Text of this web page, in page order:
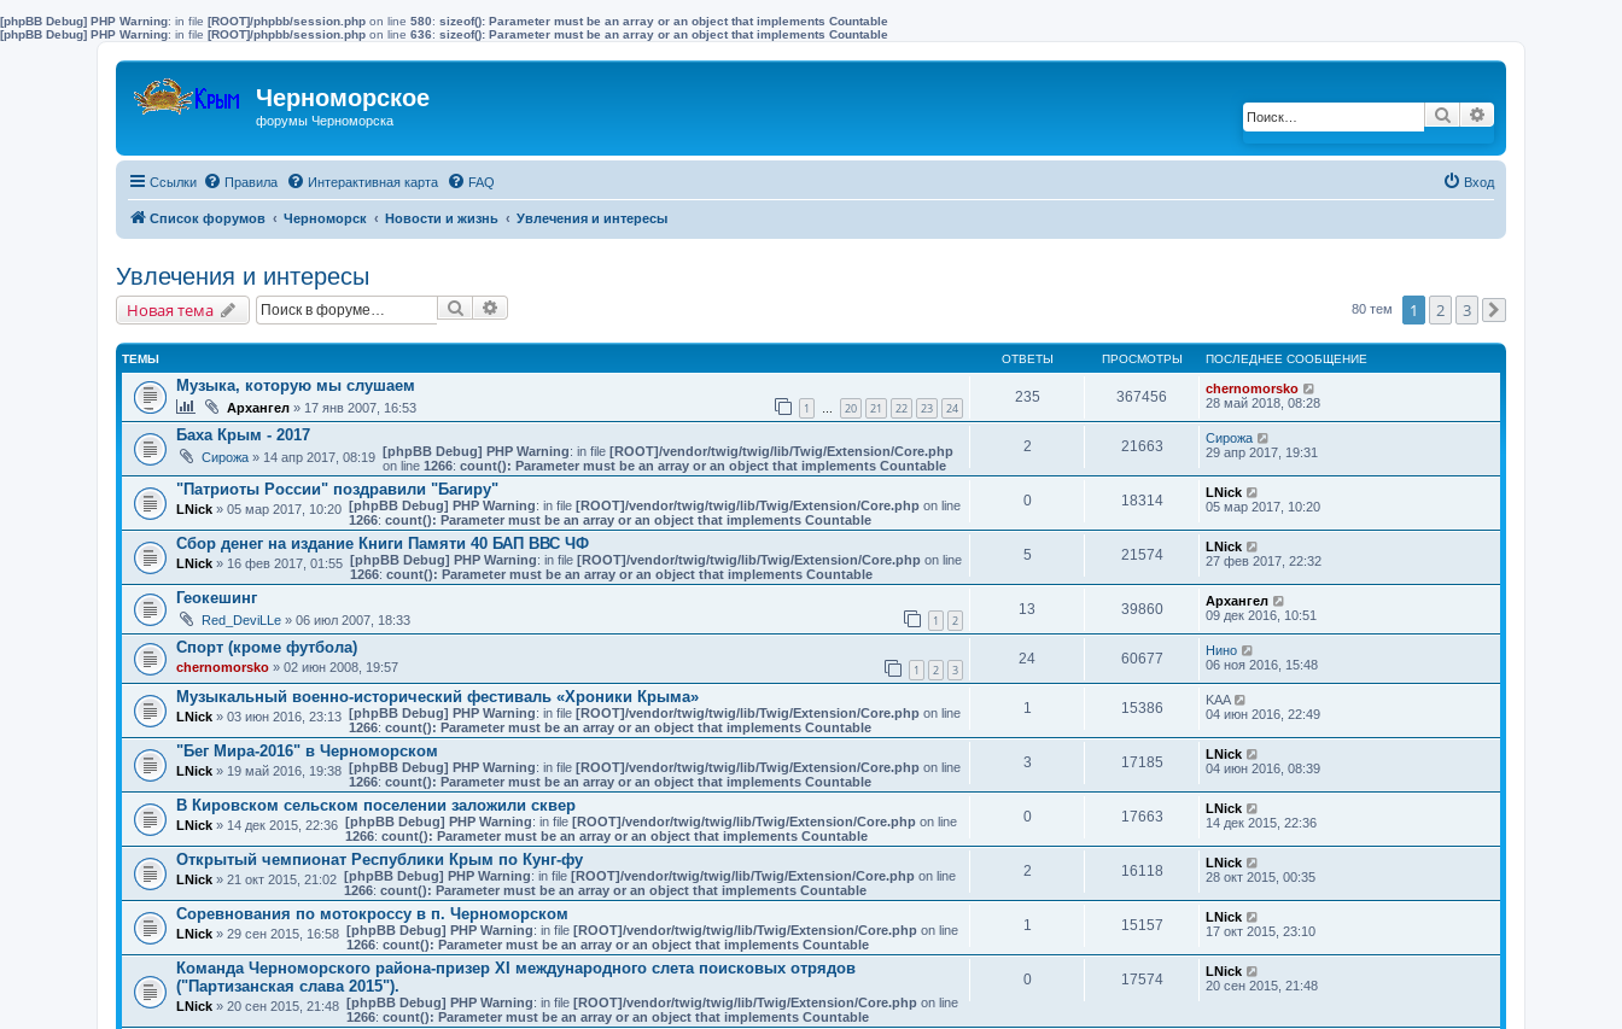
[phpBB Debug] PHP Warning: in file [ROOT]/phpbb/session.php on line 580: sizeof(): Parameter must be an array or an object that implements Countable
[phpBB Debug] PHP Warning: in file [ROOT]/phpbb/session.php on line 636: sizeof(): Parameter must be an array or an object that implements Countable
Черноморское
форумы Черноморска Поиск
Ссылки Правила Интерактивная карта FAQ Вход
Список форумов Черноморск Новости и жизнь Увлечения и интересы
Увлечения и интересы
Новая тема Поиск 80 тем 1 2 3
ТЕМЫ ОТВЕТЫ ПРОСМОТРЫ ПОСЛЕДНЕЕ СООБЩЕНИЕ
Музыка, которую мы слушаем
Архангел » 17 янв 2007, 16:53 1 20 21 22 23 24
235 367456
chernomorsko
28 май 2018, 08:28
Баха Крым - 2017
Сирожа » 14 апр 2017, 08:19 [phpBB Debug] PHP Warning: in file [ROOT]/vendor/twig/twig/lib/Twig/Extension/Core.php
on line 1266: count(): Parameter must be an array or an object that implements Countable
2 21663
Сирожа
29 апр 2017, 19:31
"Патриоты России" поздравили "Багиру"
LNick » 05 мар 2017, 10:20 [phpBB Debug] PHP Warning: in file [ROOT]/vendor/twig/twig/lib/Twig/Extension/Core.phpon line
1266: count(): Parameter must be an array or an object that implements Countable
0 18314
LNick
05 мар 2017, 10:20
Сбор денег на издание Книги Памяти 40 БАП ВВС ЧФ
LNick » 16 фев 2017, 01:55 [phpBB Debug] PHP Warning: in file [ROOT]/vendor/twig/twig/lib/Twig/Extension/Core.phpon line
1266: count(): Parameter must be an array or an object that implements Countable
5 21574
LNick
27 фев 2017, 22:32
Геокешинг
Red_DeviLLe » 06 июл 2007, 18:33 1 2
13 39860
Архангел
09 дек 2016, 10:51
Спорт (кроме футбола)
chernomorsko » 02 июн 2008, 19:57 1 2 3
24 60677
Нино
06 ноя 2016, 15:48
Музыкальный военно-исторический фестиваль «Хроники Крыма»
LNick » 03 июн 2016, 23:13 [phpBB Debug] PHP Warning: in file [ROOT]/vendor/twig/twig/lib/Twig/Extension/Core.phpon line
1266: count(): Parameter must be an array or an object that implements Countable
1 15386
KAA
04 июн 2016, 22:49
"Бег Мира-2016" в Черноморском
LNick » 19 май 2016, 19:38 [phpBB Debug] PHP Warning: in file [ROOT]/vendor/twig/twig/lib/Twig/Extension/Core.phpon line
1266: count(): Parameter must be an array or an object that implements Countable
3 17185
LNick
04 июн 2016, 08:39
В Кировском сельском поселении заложили сквер
LNick » 14 дек 2015, 22:36 [phpBB Debug] PHP Warning: in file [ROOT]/vendor/twig/twig/lib/Twig/Extension/Core.phpon line
1266: count(): Parameter must be an array or an object that implements Countable
0 17663
LNick
14 дек 2015, 22:36
Открытый чемпионат Республики Крым по Кунг-фу
LNick » 21 окт 2015, 21:02 [phpBB Debug] PHP Warning: in file [ROOT]/vendor/twig/twig/lib/Twig/Extension/Core.phpon line
1266: count(): Parameter must be an array or an object that implements Countable
2 16118
LNick
28 окт 2015, 00:35
Соревнования по мотокроссу в п. Черноморском
LNick » 29 сен 2015, 16:58 [phpBB Debug] PHP Warning: in file [ROOT]/vendor/twig/twig/lib/Twig/Extension/Core.phpon line
1266: count(): Parameter must be an array or an object that implements Countable
1 15157
LNick
17 окт 2015, 23:10
Команда Черноморского района-призер XI международного слета поисковых отрядов
("Партизанская слава 2015").
LNick » 20 сен 2015, 21:48 [phpBB Debug] PHP Warning: in file [ROOT]/vendor/twig/twig/lib/Twig/Extension/Core.phpon line
1266: count(): Parameter must be an array or an object that implements Countable
0 17574
LNick
20 сен 2015, 21:48